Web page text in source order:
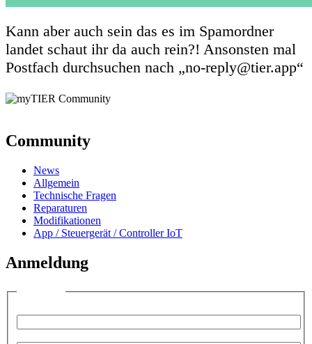
Kann aber auch sein das es im Spamordner
landet schaut ihr da auch rein?! Ansonsten mal
Postfach durchsuchen nach „no-reply@tier.app“
Community
News
Allgemein
Technische Fragen
Reparaturen
Modifikationen
App / Steuergerät / Controller IoT
Anmeldung